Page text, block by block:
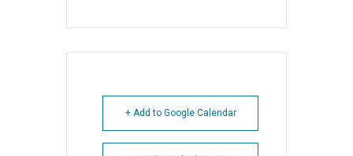
+ Add to Google Calendar